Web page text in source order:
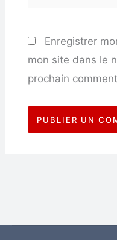
Enregistrer
mon site dans le
prochain